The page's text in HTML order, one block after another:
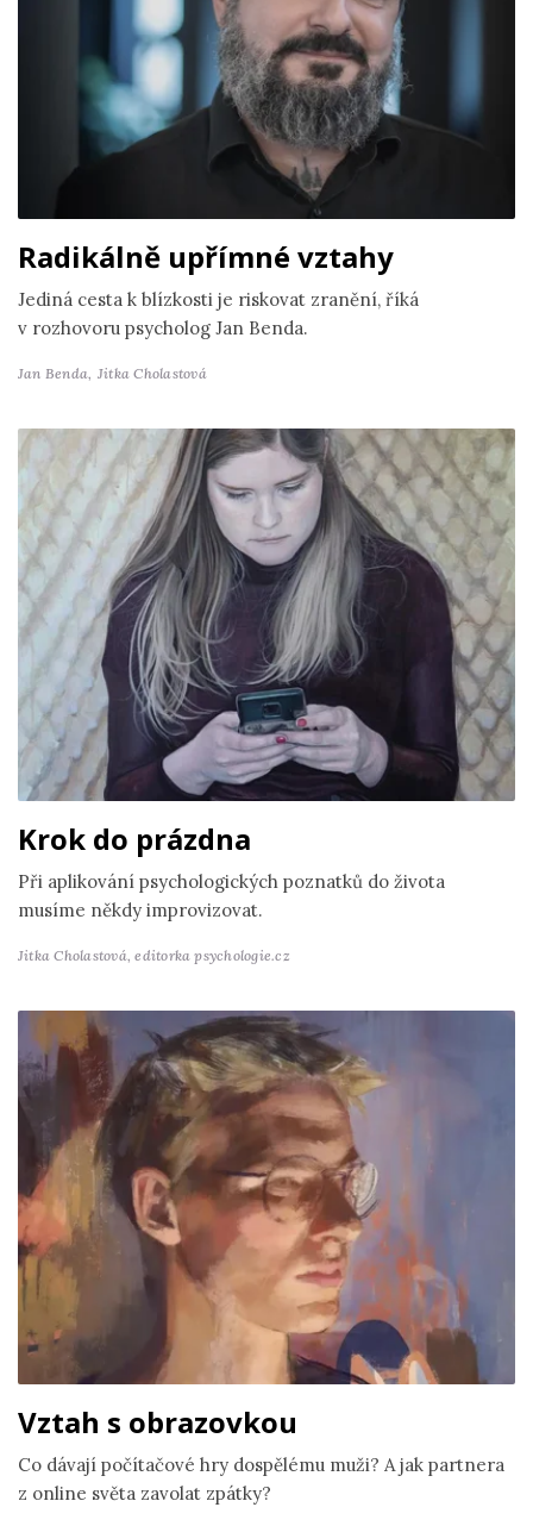
Radikálně upřímné vztahy
Jediná cesta k blízkosti je riskovat zranění, říká
v rozhovoru psycholog Jan Benda.
Jan Benda, Jitka Cholastová
Krok do prázdna
Při aplikování psychologických poznatků do života
musíme někdy improvizovat.
Jitka Cholastová,editorka psychologie.cz
Vztah s obrazovkou
Co dávají počítačové hry dospělému muži? A jak partnera
z online světa zavolat zpátky?